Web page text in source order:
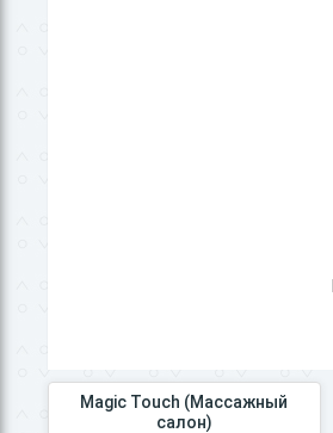
Magic Touch (Массажный
салон)